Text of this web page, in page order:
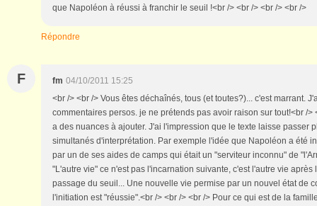
que Napoléon à réussi à franchir le seuil !<br /> <br /> <br /> <br />
Répondre
F fm 04/10/2011 15:25
<br /> <br /> Vous êtes déchaînés, tous (et toutes?)... c'est marrant.
commentaires persos. je ne prétends pas avoir raison sur tout!<br />
a des nuances à ajouter. J'ai l'impression que le texte laisse passer
simultanés d'interprétation. Par exemple l'idée que Napoléon a été
par un de ses aides de camps qui était un "serviteur inconnu" de
"L'autre vie" ce n'est pas l'incarnation suivante, c'est l'autre vie après
passage du seuil... Une nouvelle vie permise par un nouvel état de
l'initiation est "réussie".<br /> <br /> <br /> Pour ce qui est de la